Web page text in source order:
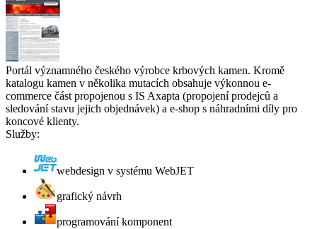
Portál významného českého výrobce krbových kamen. Kromě
katalogu kamen v několika mutacích obsahuje výkonnou e-
commerce část propojenou s IS Axapta (propojení prodejců a
sledování stavu jejich objednávek) a e-shop s náhradními díly pro
koncové klienty.
Služby:
webdesign v systému WebJET
grafický návrh
programování komponent